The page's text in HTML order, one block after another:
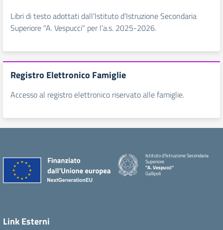
Libri di testo adottati dall'Istituto d'Istruzione Secondaria
Superiore "A. Vespucci" per l’a.s. 2025-2026.
Registro Elettronico Famiglie
Accesso al registro elettronico riservato alle famiglie.
Istituto d'Istruzione Secondaria
Superiore
"A. Vespucci"
Gallipoli
Link Esterni